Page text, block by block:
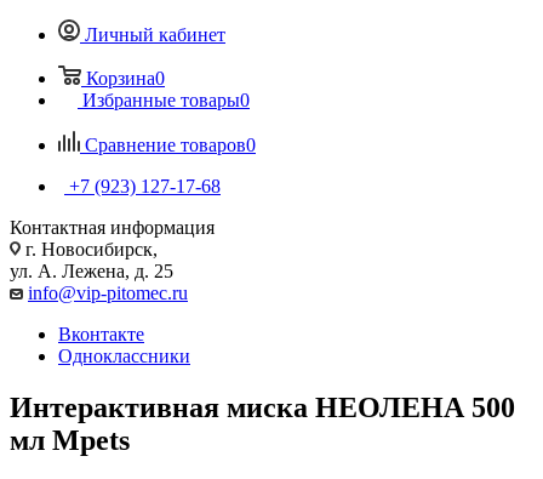
Личный кабинет
Корзина0
Избранные товары0
Сравнение товаров0
+7 (923) 127-17-68
Контактная информация
г. Новосибирск,
ул. А. Лежена, д. 25
info@vip-pitomec.ru
Вконтакте
Одноклассники
Интерактивная миска НЕОЛЕНА 500
мл Mpets